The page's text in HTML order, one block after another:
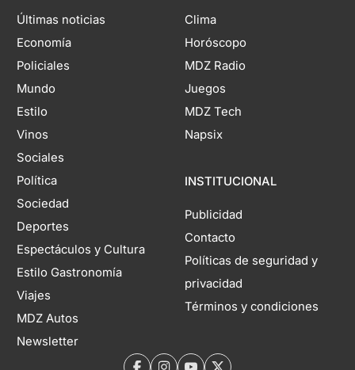
Últimas noticias
Economía
Policiales
Mundo
Estilo
Vinos
Sociales
Política
Sociedad
Deportes
Espectáculos y Cultura
Estilo Gastronomía
Viajes
MDZ Autos
Newsletter
Clima
Horóscopo
MDZ Radio
Juegos
MDZ Tech
Napsix
INSTITUCIONAL
Publicidad
Contacto
Políticas de seguridad y
privacidad
Términos y condiciones